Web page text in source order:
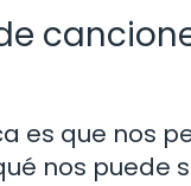
es que nos
nos puede